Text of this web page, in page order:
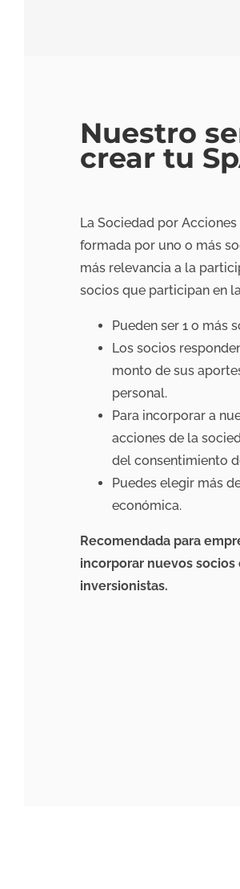
Nuestro
crear tu
La Sociedad por
formada por uno o más
más relevancia a la
socios que participan en
Pueden ser 1 o más
Los socios
monto de sus
personal.
Para incorporar a
acciones de la
del consentimiento
Puedes elegir más
económica.
Recomendada para
incorporar nuevos
inversionistas.